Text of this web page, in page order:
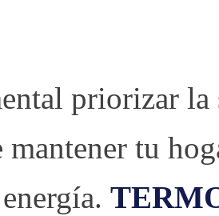
priorizar la
tu